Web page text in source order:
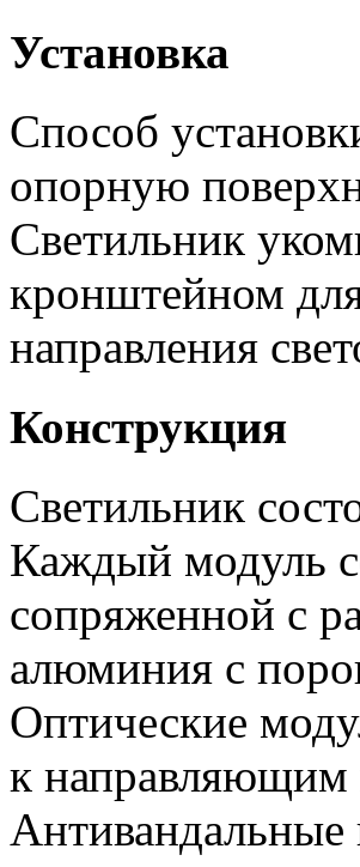
Установка
Способ
опорную
Светильник
кронштейном
направления
Конструкция
Светильник
Каждый модуль
сопряженной с
алюминия с
Оптические
к направляющим